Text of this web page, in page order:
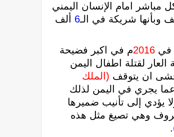
مباشر امام الإنسان اليمني
وبأنها شريكة في الـ6
ألف
في
م في اكبر فضيحة
لقتلة اطفال اليمن
ان يتوقف (الملك
يجري في اليمن لذلك
يؤدي إلى تأنيب ضميرها
وهي تصيغ مثل هذه
.